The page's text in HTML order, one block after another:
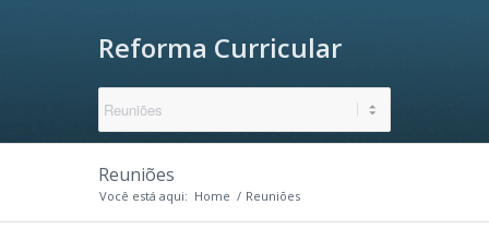
Reforma Curricular
Reuniões
Você está aqui: Home / Reuniões